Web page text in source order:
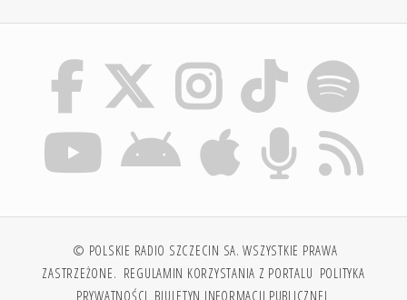
© POLSKIE RADIO SZCZECIN SA. WSZYSTKIE PRAWA
ZASTRZEŻONE. REGULAMIN KORZYSTANIA Z PORTALU POLITYKA
PRYWATNOŚCI BIULETYN INFORMACJI PUBLICZNEJ